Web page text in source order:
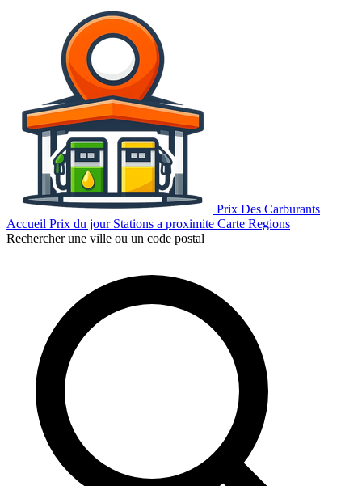
Prix Des Carburants
Accueil Prix du jour Stations a proximite Carte Regions
Rechercher une ville ou un code postal